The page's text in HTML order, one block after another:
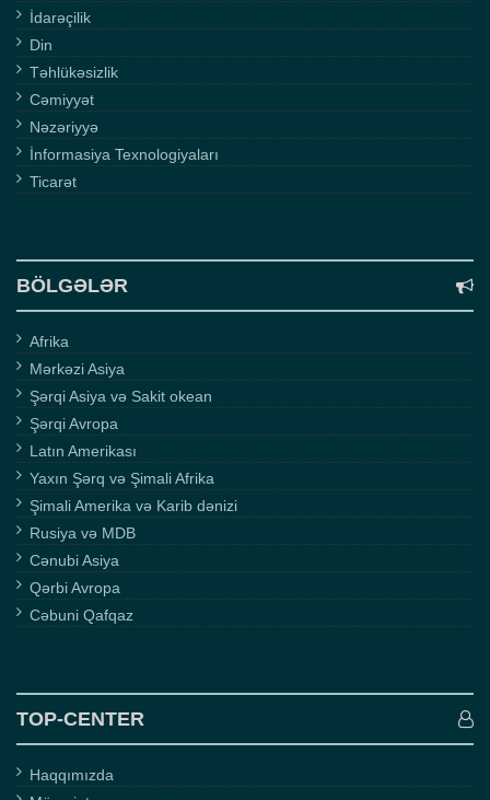
İdarəçilik
Din
Təhlükəsizlik
Cəmiyyət
Nəzəriyyə
İnformasiya Texnologiyaları
Ticarət
BÖLGƏLƏR
Afrika
Mərkəzi Asiya
Şərqi Asiya və Sakit okean
Şərqi Avropa
Latın Amerikası
Yaxın Şərq və Şimali Afrika
Şimali Amerika və Karib dənizi
Rusiya və MDB
Cənubi Asiya
Qərbi Avropa
Cəbuni Qafqaz
TOP-CENTER
Haqqımızda